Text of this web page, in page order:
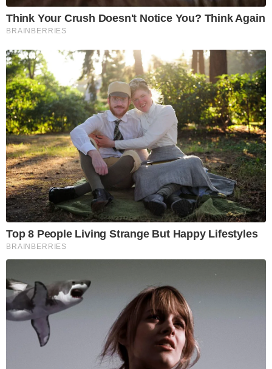
Think Your Crush Doesn't Notice You? Think Again
BRAINBERRIES
Top 8 People Living Strange But Happy Lifestyles
BRAINBERRIES